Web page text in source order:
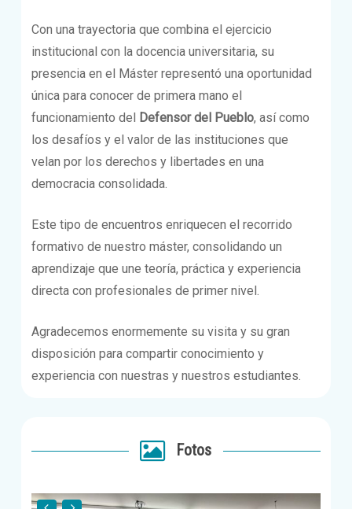
Con una trayectoria que combina el ejercicio
institucional con la docencia universitaria, su
presencia en el Máster representó una oportunidad
única para conocer de primera mano el
funcionamiento del Defensor del Pueblo, así como
los desafíos y el valor de las instituciones que
velan por los derechos y libertades en una
democracia consolidada.
Este tipo de encuentros enriquecen el recorrido
formativo de nuestro máster, consolidando un
aprendizaje que une teoría, práctica y experiencia
directa con profesionales de primer nivel.
Agradecemos enormemente su visita y su gran
disposición para compartir conocimiento y
experiencia con nuestras y nuestros estudiantes.
Fotos